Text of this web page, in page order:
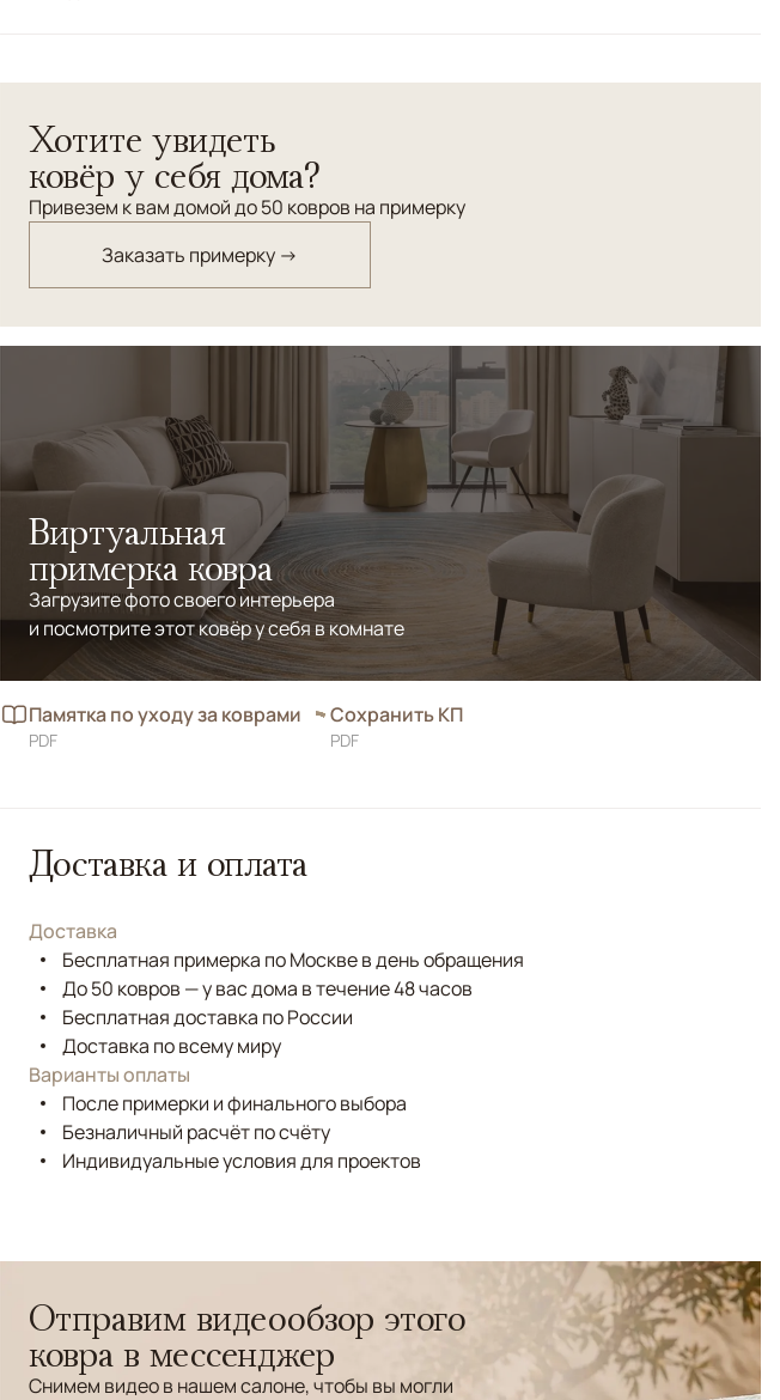
Соткан в Пакистане по старинной технологии из натуральной шерсти.
Хотите увидеть
ковёр у себя дома?
Привезем к вам домой до 50 ковров на примерку
Заказать примерку →
Виртуальная
примерка ковра
Загрузите фото своего интерьера
и посмотрите этот ковёр у себя в комнате
Памятка по уходу за коврами
PDF
Сохранить КП
PDF
Доставка и оплата
Доставка
Бесплатная примерка по Москве в день обращения
До 50 ковров — у вас дома в течение 48 часов
Бесплатная доставка по России
Доставка по всему миру
Варианты оплаты
После примерки и финального выбора
Безналичный расчёт по счёту
Индивидуальные условия для проектов
Отправим видеообзор этого
ковра в мессенджер
Снимем видео в нашем салоне, чтобы вы могли